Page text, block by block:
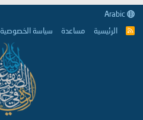
R
الرئيسية مساعدة سياسة الخصوصية